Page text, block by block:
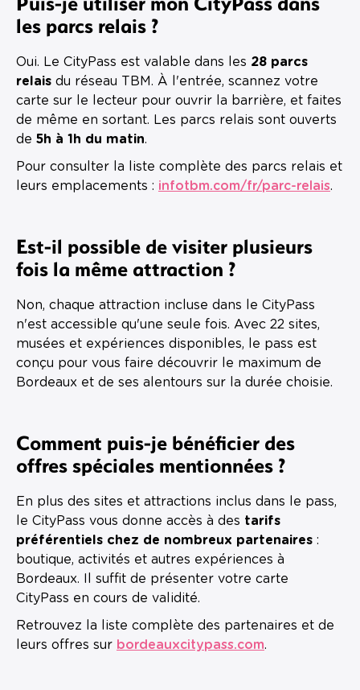
les parcs relais ?
Oui. Le CityPass est valable dans les 28 parcs
relais du réseau TBM. À l'entrée, scannez votre
carte sur le lecteur pour ouvrir la barrière, et faites
de même en sortant. Les parcs relais sont ouverts
de 5h à 1h du matin.
Pour consulter la liste complète des parcs relais et
leurs emplacements : infotbm.com/fr/parc-relais.
Est-il possible de visiter plusieurs
fois la même attraction ?
Non, chaque attraction incluse dans le CityPass
n'est accessible qu'une seule fois. Avec 22 sites,
musées et expériences disponibles, le pass est
conçu pour vous faire découvrir le maximum de
Bordeaux et de ses alentours sur la durée choisie.
Comment puis-je bénéficier des
offres spéciales mentionnées ?
En plus des sites et attractions inclus dans le pass,
le CityPass vous donne accès à des tarifs
préférentiels chez de nombreux partenaires :
boutique, activités et autres expériences à
Bordeaux. Il suffit de présenter votre carte
CityPass en cours de validité.
Retrouvez la liste complète des partenaires et de
leurs offres sur bordeauxcitypass.com.